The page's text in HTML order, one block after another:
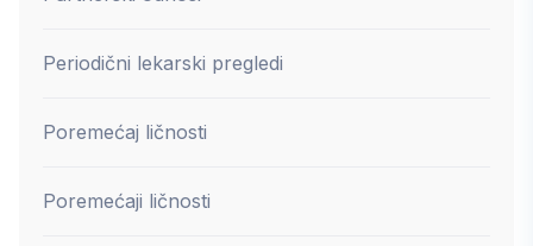
Periodični lekarski pregledi
Poremećaj ličnosti
Poremećaji ličnosti